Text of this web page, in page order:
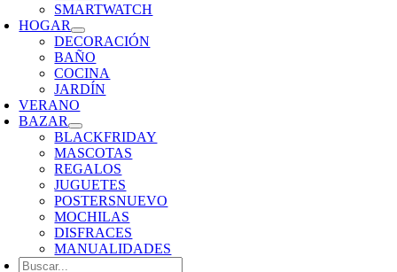
SMARTWATCH
HOGAR
DECORACIÓN
BAÑO
COCINA
JARDÍN
VERANO
BAZAR
BLACKFRIDAY
MASCOTAS
REGALOS
JUGUETES
POSTERSNUEVO
MOCHILAS
DISFRACES
MANUALIDADES
Buscar: